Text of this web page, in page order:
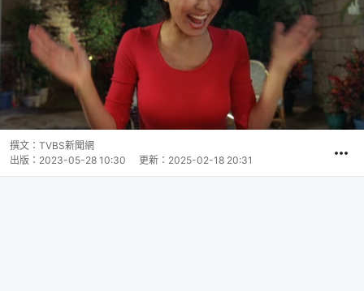
撰文： TVBS新聞網
出版： 2023-05-28 10:30 更新： 2025-02-18 20:31